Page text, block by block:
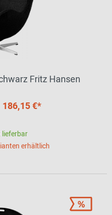
Fritz Hansen
186,15 €*
erhältlich